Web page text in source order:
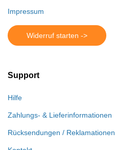
Impressum
Widerruf starten ->
Support
Hilfe
Zahlungs- & Lieferinformationen
Rücksendungen / Reklamationen